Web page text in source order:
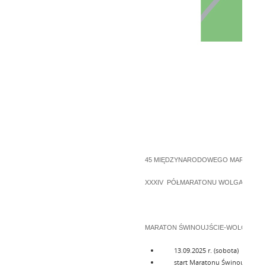
45 MIĘDZYNARODOWEGO
XXXIV PÓŁMARATONU WOLGAST i IX
MARATON ŚWINOUJŚCIE-WOLGAST
13.09.2025 r. (sobota)
start Maratonu